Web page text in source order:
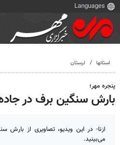
استانها لرستان
پنجره مهر؛
بارش سنگین برف در جاده
ازنا- در این ویدیو، تصاویری از بارش
می‌بینید.